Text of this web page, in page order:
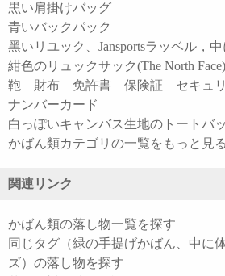
黒い肩掛けバッグ
青いバックパック
黑いリユック、Jansportsラッベル，中
紺色のリュックサック(The North Face)
鞄 財布 免許書 保険証 セキュリ
ナンバーカード
白っぽいキャンバス生地のトートバ
かばん類カテゴリの一覧をもっと見る
関連リンク
かばん類の落し物一覧を探す
同じタグ（緑の手提げかばん、中に
ズ）の落し物を探す